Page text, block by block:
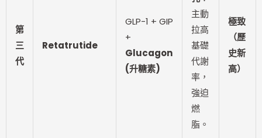
第
三
代
Retatrutide
GLP-1 + GIP
+
Glucagon
(升糖素)
主動
拉高
基礎
代謝
率，
強迫
燃
脂。
極致
（歷
史新
高）